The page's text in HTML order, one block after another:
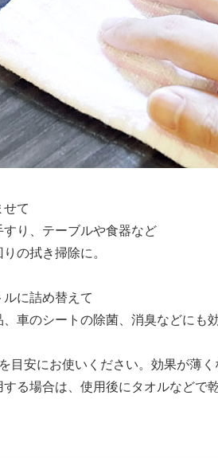
せて
すり、テーブルや食器など
の拭き掃除に。
ルに詰め替えて
車のシートの除菌、消臭などにも
目安にお使いください。効果が薄く
る場合は、使用後にタオルなどで